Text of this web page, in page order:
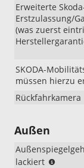
Erweiterte
Erstzulassung/
(was zuerst
SKODA-
müssen hierzu
Rückfahrkamera
Außen
lackiert